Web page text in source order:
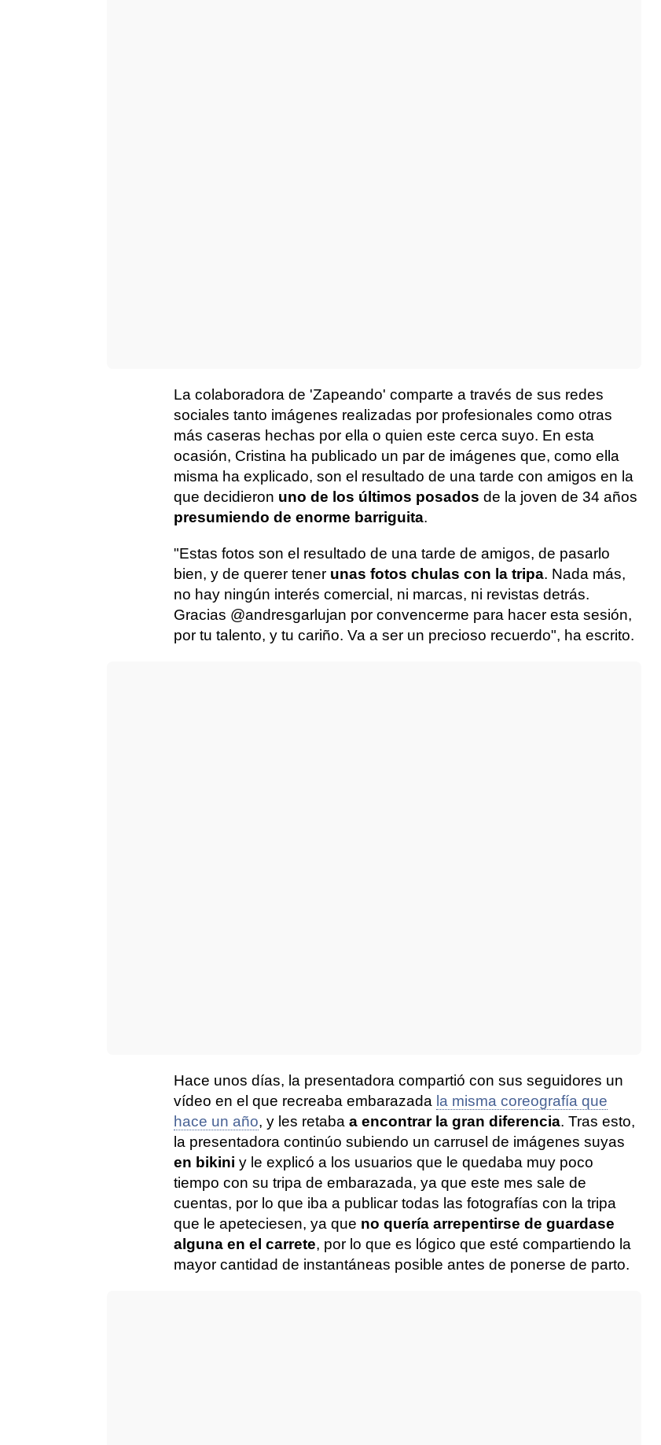
La colaboradora de 'Zapeando' comparte a través de sus redes
sociales tanto imágenes realizadas por profesionales como otras
más caseras hechas por ella o quien este cerca suyo. En esta
ocasión, Cristina ha publicado un par de imágenes que, como ella
misma ha explicado, son el resultado de una tarde con amigos en la
que decidieron uno de los últimos posados de la joven de 34 años
presumiendo de enorme barriguita.
"Estas fotos son el resultado de una tarde de amigos, de pasarlo
bien, y de querer tener unas fotos chulas con la tripa. Nada más,
no hay ningún interés comercial, ni marcas, ni revistas detrás.
Gracias @andresgarlujan por convencerme para hacer esta sesión,
por tu talento, y tu cariño. Va a ser un precioso recuerdo", ha escrito.
Hace unos días, la presentadora compartió con sus seguidores un
vídeo en el que recreaba embarazada la misma coreografía que
hace un año, y les retaba a encontrar la gran diferencia. Tras esto,
la presentadora continúo subiendo un carrusel de imágenes suyas
en bikini y le explicó a los usuarios que le quedaba muy poco
tiempo con su tripa de embarazada, ya que este mes sale de
cuentas, por lo que iba a publicar todas las fotografías con la tripa
que le apeteciesen, ya que no quería arrepentirse de guardase
alguna en el carrete, por lo que es lógico que esté compartiendo la
mayor cantidad de instantáneas posible antes de ponerse de parto.